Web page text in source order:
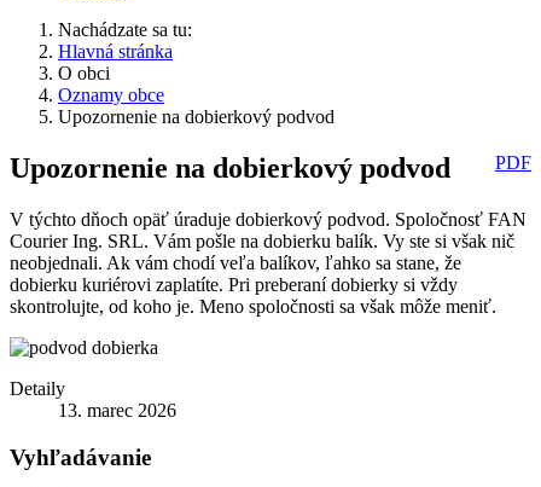
Nachádzate sa tu:
Hlavná stránka
O obci
Oznamy obce
Upozornenie na dobierkový podvod
PDF
Upozornenie na dobierkový podvod
V týchto dňoch opäť úraduje dobierkový podvod. Spoločnosť FAN
Courier Ing. SRL. Vám pošle na dobierku balík. Vy ste si však nič
neobjednali. Ak vám chodí veľa balíkov, ľahko sa stane, že
dobierku kuriérovi zaplatíte. Pri preberaní dobierky si vždy
skontrolujte, od koho je. Meno spoločnosti sa však môže meniť.
Detaily
13. marec 2026
Vyhľadávanie